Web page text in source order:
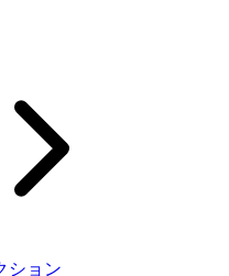
ション